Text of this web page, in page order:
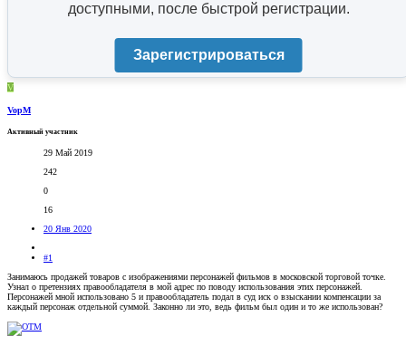
доступными, после быстрой регистрации.
Зарегистрироваться
V
VopM
Активный участник
29 Май 2019
242
0
16
20 Янв 2020
#1
Занимаюсь продажей товаров с изображениями персонажей фильмов в московской торговой точке.
Узнал о претензиях правообладателя в мой адрес по поводу использования этих персонажей.
Персонажей мной использовано 5 и правообладатель подал в суд иск о взыскании компенсации за
каждый персонаж отдельной суммой. Законно ли это, ведь фильм был один и то же использован?